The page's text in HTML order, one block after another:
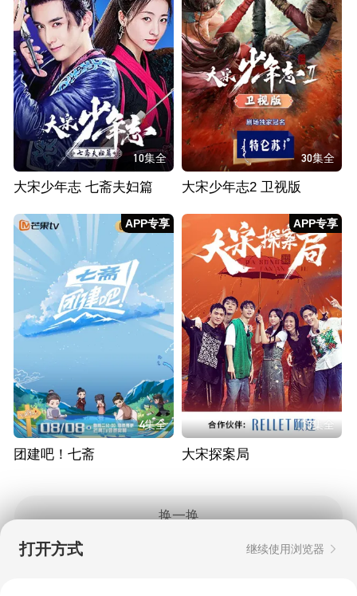
10集全
大宋少年志 七斋夫妇篇
30集全
大宋少年志2 卫视版
APP专享
4集全
团建吧！七斋
APP专享
13集全
大宋探案局
换一换
打开方式 继续使用浏览器